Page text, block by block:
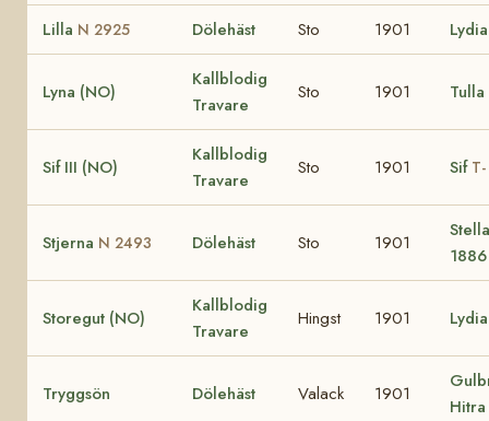
Lilla N 2925 Dölehäst Sto 1901 Lydia
Lyna (NO)
Kallblodig
Travare
Sto 1901 Tulla
Sif III (NO)
Kallblodig
Travare
Sto 1901 Sif
Stjerna N 2493 Dölehäst Sto 1901
Storegut (NO)
Kallblodig
Travare
Hingst 1901 Lydia
Tryggsön Dölehäst Valack 1901
Hitra